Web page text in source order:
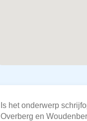
Is het onderwerp
Overberg en